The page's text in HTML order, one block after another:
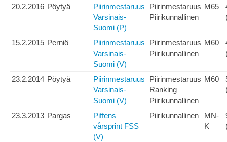
20.2.2016 Pöytyä
Piirinmestaruus
Varsinais-
Suomi (P)
Piirinmestaruus
Piirikunnallinen
M65
15.2.2015 Perniö
Piirinmestaruus
Varsinais-
Suomi (V)
Piirinmestaruus
Piirikunnallinen
M60
23.2.2014 Pöytyä
Piirinmestaruus
Varsinais-
Suomi (V)
Piirinmestaruus
Ranking
Piirikunnallinen
M60
23.3.2013 Pargas
Piffens
vårsprint FSS
(V)
Piirikunnallinen
MN-
K